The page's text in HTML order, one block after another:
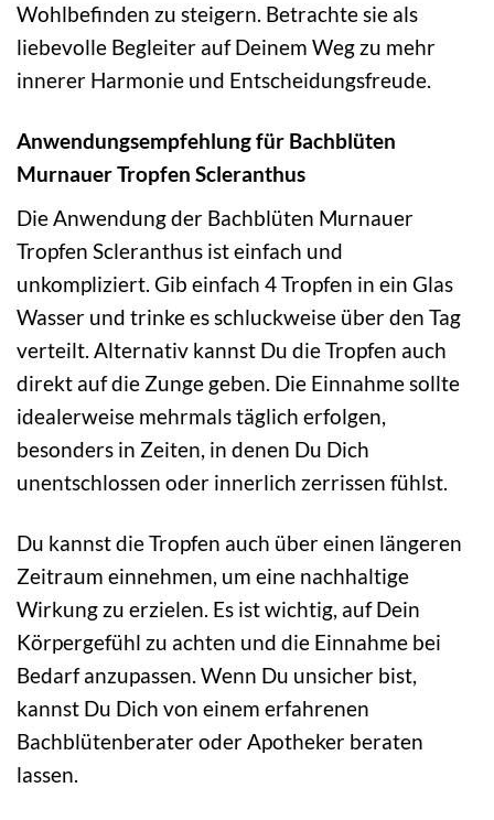
Wohlbefinden zu steigern. Betrachte sie als
liebevolle Begleiter auf Deinem Weg zu mehr
innerer Harmonie und Entscheidungsfreude.
Anwendungsempfehlung für Bachblüten
Murnauer Tropfen Scleranthus
Die Anwendung der Bachblüten Murnauer
Tropfen Scleranthus ist einfach und
unkompliziert. Gib einfach 4 Tropfen in ein Glas
Wasser und trinke es schluckweise über den Tag
verteilt. Alternativ kannst Du die Tropfen auch
direkt auf die Zunge geben. Die Einnahme sollte
idealerweise mehrmals täglich erfolgen,
besonders in Zeiten, in denen Du Dich
unentschlossen oder innerlich zerrissen fühlst.
Du kannst die Tropfen auch über einen längeren
Zeitraum einnehmen, um eine nachhaltige
Wirkung zu erzielen. Es ist wichtig, auf Dein
Körpergefühl zu achten und die Einnahme bei
Bedarf anzupassen. Wenn Du unsicher bist,
kannst Du Dich von einem erfahrenen
Bachblütenberater oder Apotheker beraten
lassen.